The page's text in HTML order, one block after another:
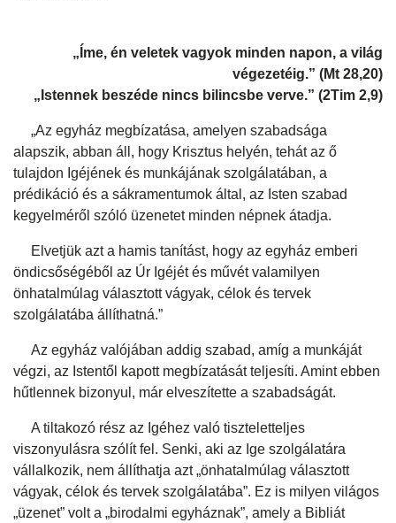
„Íme, én veletek vagyok minden napon, a világ
végezetéig.” (Mt 28,20)
„Istennek beszéde nincs bilincsbe verve.” (2Tim 2,9)
„Az egyház megbízatása, amelyen szabadsága
alapszik, abban áll, hogy Krisztus helyén, tehát az ő
tulajdon Igéjének és munkájának szolgálatában, a
prédikáció és a sákramentumok által, az Isten szabad
kegyelméről szóló üzenetet minden népnek átadja.
Elvetjük azt a hamis tanítást, hogy az egyház emberi
öndicsőségéből az Úr Igéjét és művét valamilyen
önhatalmúlag választott vágyak, célok és tervek
szolgálatába állíthatná.”
Az egyház valójában addig szabad, amíg a munkáját
végzi, az Istentől kapott megbízatását teljesíti. Amint ebben
hűtlennek bizonyul, már elveszítette a szabadságát.
A tiltakozó rész az Igéhez való tiszteletteljes
viszonyulásra szólít fel. Senki, aki az Ige szolgálatára
vállalkozik, nem állíthatja azt „önhatalmúlag választott
vágyak, célok és tervek szolgálatába”. Ez is milyen világos
„üzenet” volt a „birodalmi egyháznak”, amely a Bibliát